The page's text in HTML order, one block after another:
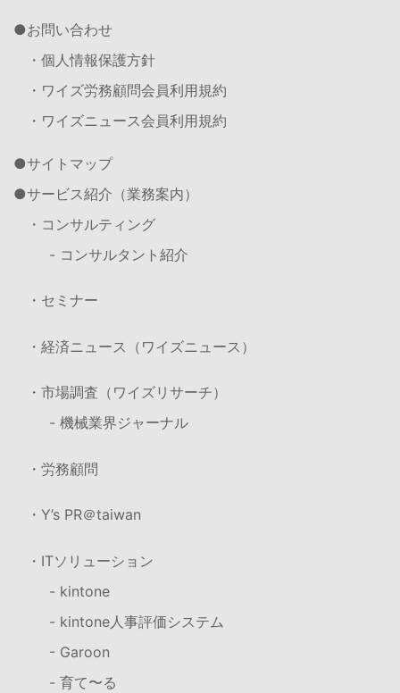
お問い合わせ
・個人情報保護方針
・ワイズ労務顧問会員利用規約
・ワイズニュース会員利用規約
サイトマップ
サービス紹介（業務案内）
・コンサルティング
- コンサルタント紹介
・セミナー
・経済ニュース（ワイズニュース）
・市場調査（ワイズリサーチ）
- 機械業界ジャーナル
・労務顧問
・Y’s PR＠taiwan
・ITソリューション
- kintone
- kintone人事評価システム
- Garoon
- 育て〜る